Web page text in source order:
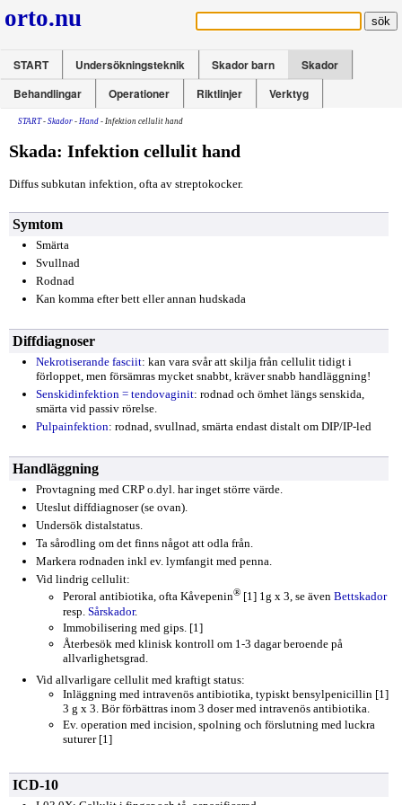
orto.nu
START Undersökningsteknik Skador barn
Skador
Behandlingar
Operationer Riktlinjer Verktyg
START- Skador - Hand - Infektion cellulit hand
Skada: Infektion cellulit hand
Diffus subkutan infektion, ofta av streptokocker.
Symtom
Smärta
Svullnad
Rodnad
Kan komma efter bett eller annan hudskada
Diffdiagnoser
Nekrotiserande fasciit: kan vara svår att skilja från cellulit tidigt i
förloppet, men försämras mycket snabbt, kräver snabb handläggning!
Senskidinfektion = tendovaginit: rodnad och ömhet längs senskida,
smärta vid passiv rörelse.
Pulpainfektion: rodnad, svullnad, smärta endast distalt om DIP/IP-led
Handläggning
Provtagning med CRP o.dyl. har inget större värde.
Uteslut diffdiagnoser (se ovan).
Undersök distalstatus.
Ta sårodling om det finns något att odla från.
Markera rodnaden inkl ev. lymfangit med penna.
Vid lindrig cellulit:
Peroral antibiotika, ofta Kåvepenin® [1] 1g x 3, se även Bettskador
resp. Sårskador.
Immobilisering med gips. [1]
Återbesök med klinisk kontroll om 1-3 dagar beroende på
allvarlighetsgrad.
Vid allvarligare cellulit med kraftigt status:
Inläggning med intravenös antibiotika, typiskt bensylpenicillin [1]
3 g x 3. Bör förbättras inom 3 doser med intravenös antibiotika.
Ev. operation med incision, spolning och förslutning med luckra
suturer [1]
ICD-10